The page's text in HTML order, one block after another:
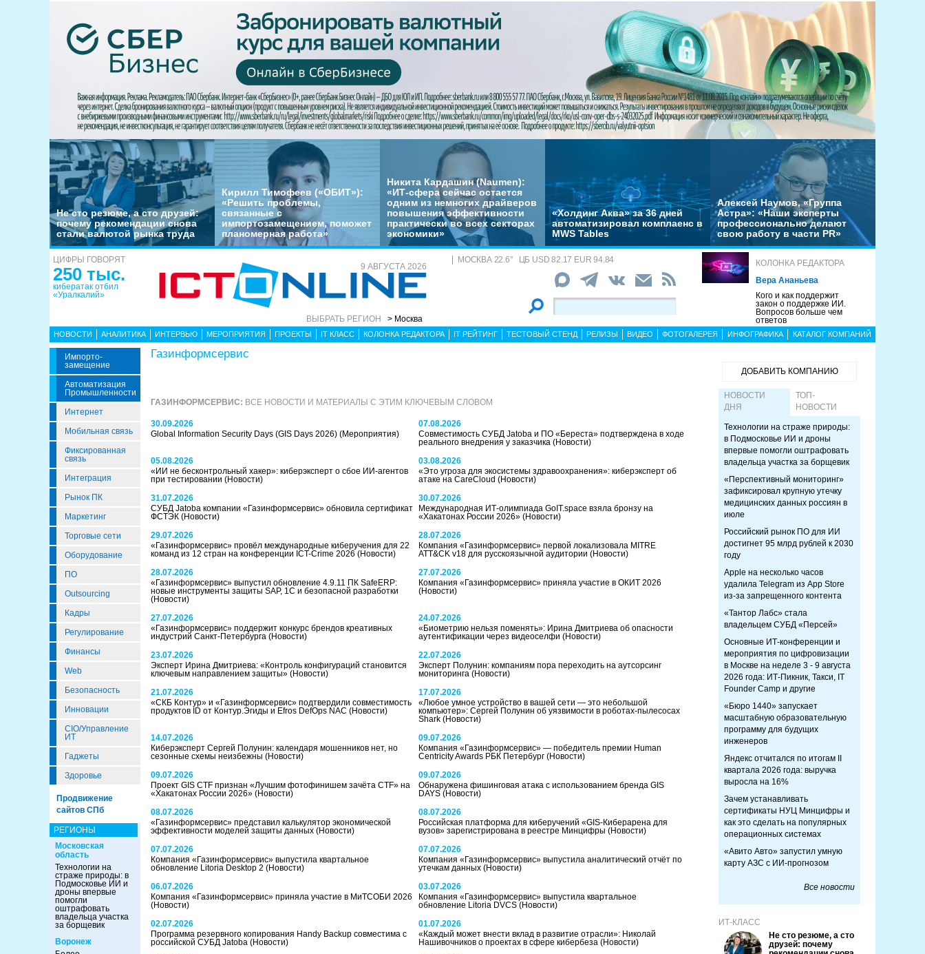
Не сто резюме, а сто друзей:
почему рекомендации снова
стали валютой рынка труда
Кирилл Тимофеев («ОБИТ»):
«Решить проблемы,
связанные с
импортозамещением, поможет
планомерная работа»
Никита Кардашин (Naumen):
«ИТ-сфера сейчас остается
одним из немногих драйверов
повышения эффективности
практически во всех секторах
экономики»
«Холдинг Аква» за 36 дней
автоматизировал комплаенс в
MWS Tables
Алексей Наумов, «Группа
Астра»: «Наши эксперты
профессионально делают
свою работу в части PR»
ЦИФРЫ ГОВОРЯТ
250 тыс.
кибератак отбил
«Уралкалий»
9 АВГУСТА 2026
ВЫБРАТЬ РЕГИОН > Москва
МОСКВА 22.6° ЦБ USD 82.17 EUR 94.84
КОЛОНКА РЕДАКТОРА
Вера Ананьева
Кого и как поддержит
закон о поддержке ИИ.
Вопросов больше чем
ответов
НОВОСТИ АНАЛИТИКА ИНТЕРВЬЮ МЕРОПРИЯТИЯ ПРОЕКТЫ IT КЛАСС КОЛОНКА РЕДАКТОРА IT РЕЙТИНГ ТЕСТОВЫЙ СТЕНД РЕЛИЗЫ ВИДЕО ФОТОГАЛЕРЕЯ ИНФОГРАФИКА КАТАЛОГ КОМПАНИЙ
Импорто­
Замещение
Автоматизация
Промышленности
Интернет
Мобильная связь
Фиксированная
связь
Интеграция
Рынок ПК
Маркетинг
Торговые сети
Оборудование
ПО
Outsourcing
Кадры
Регулирование
Финансы
Web
Безопасность
Инновации
CIO/Управление
ИТ
Гаджеты
Здоровье
Продвижение
сайтов СПб
РЕГИОНЫ
Московская
область
Технологии на
страже природы: в
Подмосковье ИИ и
дроны впервые
помогли
оштрафовать
владельца участка
за борщевик
Воронеж
Газинформсервис
ГАЗИНФОРМСЕРВИС: ВСЕ НОВОСТИ И МАТЕРИАЛЫ С ЭТИМ КЛЮЧЕВЫМ СЛОВОМ
30.09.2026
Global Information Security Days (GIS Days 2026) (Мероприятия)
07.08.2026
Совместимость СУБД Jatoba и ПО «Береста» подтверждена в ходе
реального внедрения у заказчика (Новости)
05.08.2026
«ИИ не бесконтрольный хакер»: киберэксперт о сбое ИИ-агентов
при тестировании (Новости)
03.08.2026
«Это угроза для экосистемы здравоохранения»: киберэксперт об
атаке на CareCloud (Новости)
31.07.2026
СУБД Jatoba компании «Газинформсервис» обновила сертификат
ФСТЭК (Новости)
30.07.2026
Международная ИТ-олимпиада GoIT.space взяла бронзу на
«Хакатонах России 2026» (Новости)
29.07.2026
«Газинформсервис» провёл международные киберучения для 22
команд из 12 стран на конференции ICT-Crime 2026 (Новости)
28.07.2026
Компания «Газинформсервис» первой локализовала MITRE
ATT&CK v18 для русскоязычной аудитории (Новости)
28.07.2026
«Газинформсервис» выпустил обновление 4.9.11 ПК SafeERP:
новые инструменты защиты SAP, 1С и безопасной разработки
(Новости)
27.07.2026
Компания «Газинформсервис» приняла участие в ОКИТ 2026
(Новости)
27.07.2026
«Газинформсервис» поддержит конкурс брендов креативных
индустрий Санкт-Петербурга (Новости)
24.07.2026
«Биометрию нельзя поменять»: Ирина Дмитриева об опасности
аутентификации через видеоселфи (Новости)
23.07.2026
Эксперт Ирина Дмитриева: «Контроль конфигураций становится
ключевым направлением защиты» (Новости)
22.07.2026
Эксперт Полунин: компаниям пора переходить на аутсорсинг
мониторинга (Новости)
21.07.2026
«СКБ Контур» и «Газинформсервис» подтвердили совместимость
продуктов ID от Контур.Эгиды и Efros DefOps NAC (Новости)
17.07.2026
«Любое умное устройство в вашей сети — это небольшой
компьютер»: Сергей Полунин об уязвимости в роботах-пылесосах
Shark (Новости)
14.07.2026
Киберэксперт Сергей Полунин: календаря мошенников нет, но
сезонные схемы неизбежны (Новости)
09.07.2026
Компания «Газинформсервис» — победитель премии Human
Centricity Awards РБК Петербург (Новости)
09.07.2026
Проект GIS CTF признан «Лучшим фотофинишем зачёта CTF» на
«Хакатонах России 2026» (Новости)
09.07.2026
Обнаружена фишинговая атака с использованием бренда GIS
DAYS (Новости)
08.07.2026
«Газинформсервис» представил калькулятор экономической
эффективности моделей защиты данных (Новости)
08.07.2026
Российская платформа для киберучений «GIS-Киберарена для
вузов» зарегистрирована в реестре Минцифры (Новости)
07.07.2026
Компания «Газинформсервис» выпустила квартальное
обновление Litoria Desktop 2 (Новости)
07.07.2026
Компания «Газинформсервис» выпустила аналитический отчёт по
утечкам данных (Новости)
06.07.2026
Компания «Газинформсервис» приняла участие в МиТСОБИ 2026
(Новости)
03.07.2026
Компания «Газинформсервис» выпустила квартальное
обновление Litoria DVCS (Новости)
02.07.2026
Программа резервного копирования Handy Backup совместима с
российской СУБД Jatoba (Новости)
01.07.2026
«Каждый может внести вклад в развитие отрасли»: Николай
Нашивочников о проектах в сфере кибербеза (Новости)
ДОБАВИТЬ КОМПАНИЮ
НОВОСТИ
ДНЯ
ТОП-
НОВОСТИ
Технологии на страже природы:
в Подмосковье ИИ и дроны
впервые помогли оштрафовать
владельца участка за борщевик
«Перспективный мониторинг»
зафиксировал крупную утечку
медицинских данных россиян в
июле
Российский рынок ПО для ИИ
достигнет 95 млрд рублей к 2030
году
Apple на несколько часов
удалила Telegram из App Store
из-за запрещенного контента
«Тантор Лабс» стала
владельцем СУБД «Персей»
Основные ИТ-конференции и
мероприятия по цифровизации
в Москве на неделе 3 - 9 августа
2026 года: ИТ-Пикник, Такси, IT
Founder Camp и другие
«Бюро 1440» запускает
масштабную образовательную
программу для будущих
инженеров
Яндекс отчитался по итогам II
квартала 2026 года: выручка
выросла на 16%
Зачем устанавливать
сертификаты НУЦ Минцифры и
как это сделать на популярных
операционных системах
«Авито Авто» запустил умную
карту АЗС с ИИ-прогнозом
Все новости
ИТ-КЛАСС
Не сто резюме, а сто
друзей: почему